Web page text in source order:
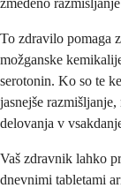
To zdravilo pomaga
možganske
serotonin. Ko so te
jasnejše
delovanja v
Vaš zdravnik lahko
dnevnimi tabletami